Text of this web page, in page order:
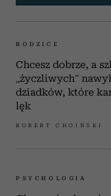
RODZICE
Chcesz dobrze, a
„życzliwych”
dziadków, które
lęk
ROBERT CHOIŃSKI
PSYCHOLOGIA